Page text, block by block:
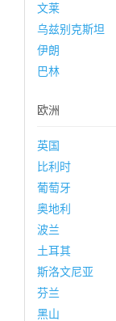
文莱
乌兹别克斯坦
伊朗
巴林
欧洲
英国
比利时
葡萄牙
奥地利
波兰
土耳其
斯洛文尼亚
芬兰
黑山